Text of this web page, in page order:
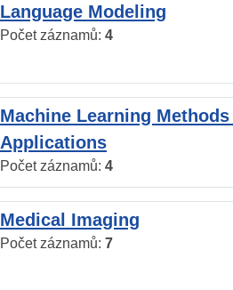
Language Modeling
Počet záznamů: 4
Machine Learning
Applications
Počet záznamů: 4
Medical Imaging
Počet záznamů: 7